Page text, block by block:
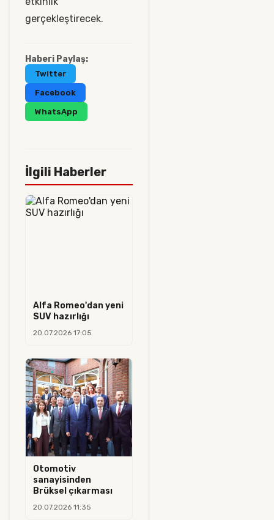
gerçekleştirecek.
Haberi Paylaş:
Twitter
Facebook
WhatsApp
İlgili Haberler
Alfa Romeo'dan yeni
SUV hazırlığı
20.07.2026 17:05
Otomotiv
sanayisinden
Brüksel çıkarması
20.07.2026 11:35